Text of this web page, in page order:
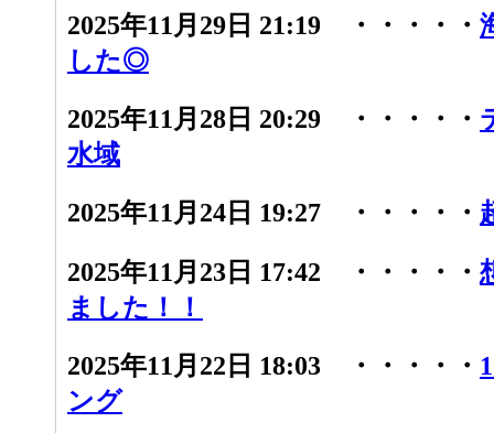
2025年11月29日 21:19 ・・・・・
した◎
2025年11月28日 20:29 ・・・・・
水域
2025年11月24日 19:27 ・・・・・
2025年11月23日 17:42 ・・・・・
ました！！
2025年11月22日 18:03 ・・・・・
ング